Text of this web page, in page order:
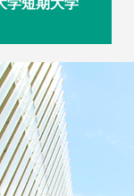
学短期大学